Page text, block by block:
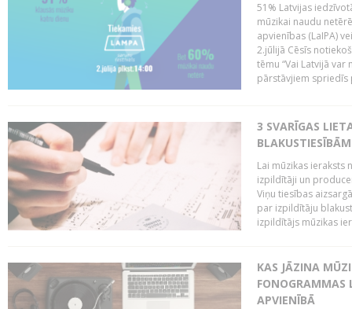
51% Latvijas
mūzikai naudu
apvienības (LaIPA)
2.jūlijā Cēsīs
tēmu “Vai Latvijā
pārstāvjiem spriedīs
3 SVARĪGAS
BLAKUSTIESĪBĀM
Lai mūzikas ieraksts
izpildītāji un
Viņu tiesības
par izpildītāju
izpildītājs mūzikas
KAS JĀZINA
FONOGRAMMAS
APVIENĪBĀ